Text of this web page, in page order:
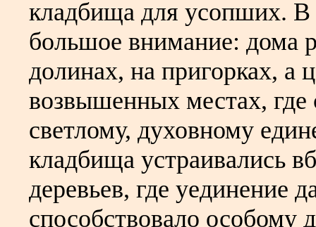
кладбища для усопших. В
большое внимание: дома
долинах, на пригорках, а
возвышенных местах, где
светлому, духовному
кладбища устраивались
деревьев, где уединение
способствовало особому